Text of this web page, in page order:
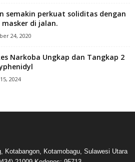
semakin perkuat soliditas dengan
di jalan.
24, 2020
Narkoba Ungkap dan Tangkap 2
2024
Kotabangon, Kotamobagu, Sulawesi Utara